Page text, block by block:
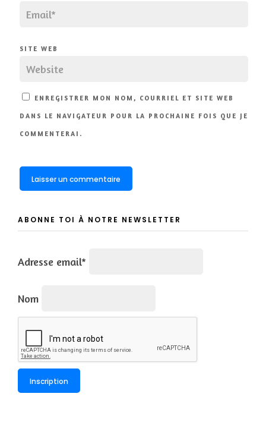
SITE WEB
ENREGISTRER MON NOM, COURRIEL ET SITE WEB
DANS LE NAVIGATEUR POUR LA PROCHAINE FOIS QUE JE
COMMENTERAI.
ABONNE TOI À NOTRE NEWSLETTER
Adresse email*
Nom